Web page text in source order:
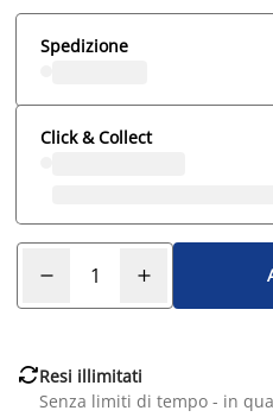
Spedizione
Click & Collect
Resi illimitati
Senza limiti di tempo - in